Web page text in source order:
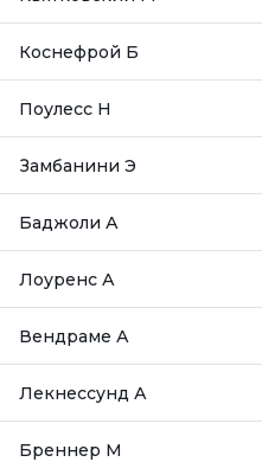
Коснефрой Б
Поулесс Н
Замбанини Э
Баджоли А
Лоуренс А
Вендраме А
Лекнессунд А
Бреннер М